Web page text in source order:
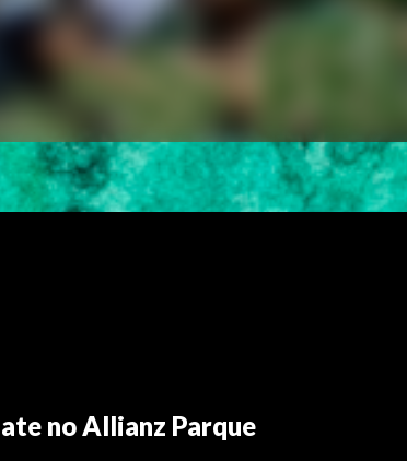
no Allianz Parque